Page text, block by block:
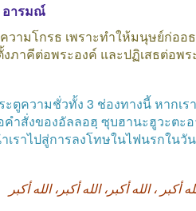
อารมณ์
ามโกรธ เพราะทำให้มนุษย์ก่ออ
งภาคีต่อพระองค์ และปฏิเสธต่อพร
ความชั่วทั้ง 3 ช่องทางนี้หากเ
คำสั่งของอัลลอฮฺ ซุบฮานะฮูวะตะ
เราไปสู่การลงโทษในไฟนรกในวั
أكبر ، الله أكبر، الله أكبر، الله أكبر